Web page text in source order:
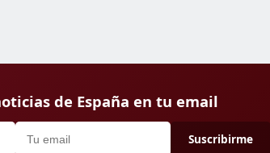
de España en tu email
Suscribirme